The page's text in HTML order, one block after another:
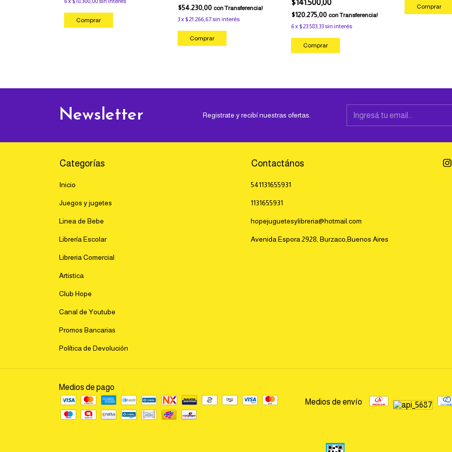
$54.230,00 conTransferencia!
3x $21.266,67sin interés
$141.500,00
$120.275,00 conTransferencia!
6x $23.583,33sin interés
Newsletter Registrate y recibí nuestras ofertas.
Categorías
Inicio
Juegos y jugetes
Linea de Bebe
Librería Escolar
Libreria Comercial
Artistica
Club Hope
Canal de Youtube
Promos Bancarias
Política de Devolución
Contactános
541131655931
1131655931
hopejuguetesylibreria@hotmail.com
Avenida Espora 2928, Burzaco,Buenos Aires
Medios de pago
Medios de envío